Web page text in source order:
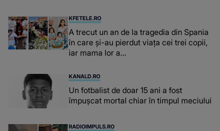
suspecți
KFETELE.RO
A trecut un an de la tragedia din Spania
în care și-au pierdut viața cei trei copii,
iar mama lor a…
KANALD.RO
Un fotbalist de doar 15 ani a fost
împușcat mortal chiar în timpul meciului
RADIOIMPULS.RO